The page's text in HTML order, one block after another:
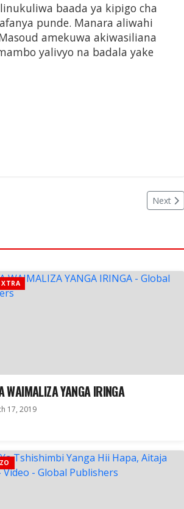
baada ya kipigo cha
punde. Manara aliwahi
amekuwa akiwasiliana
yalivyo na badala yake
Next
WAIMALIZA YANGA IRINGA
17, 2019